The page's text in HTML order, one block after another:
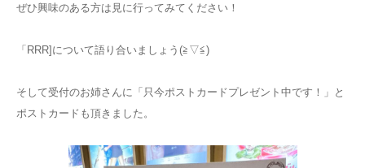
ぜひ興味のある方は見に行ってみてください！
「RRR]について語り合いましょう(≧▽≦)
そして受付のお姉さんに「只今ポストカードプレゼント中です！」と
ポストカードも頂きました。